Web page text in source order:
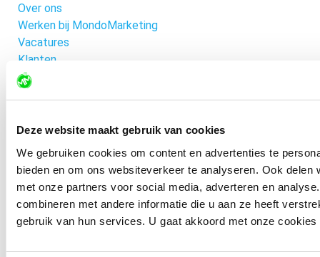
Deze website maakt gebruik van cookies
We gebruiken cookies om content en advertenties te
bieden en om ons websiteverkeer te analyseren. Ook
met onze partners voor social media, adverteren en
combineren met andere informatie die u aan ze heeft
gebruik van hun services. U gaat akkoord met onze
Over ons
Werken bij MondoMarketing
Vacatures
Klanten
Werkwijze
Bel ons
085-0601066
Mail ons
info@mondomarketing.nl
Stuur een bericht